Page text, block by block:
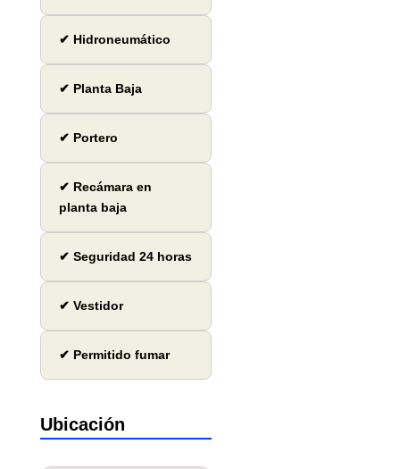
✔ Hidroneumático
✔ Planta Baja
✔ Portero
✔ Recámara en
planta baja
✔ Seguridad 24 horas
✔ Vestidor
✔ Permitido fumar
Ubicación